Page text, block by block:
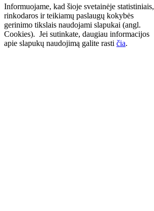
Informuojame, kad šioje svetainėje statistiniais,
rinkodaros ir teikiamų paslaugų kokybės
gerinimo tikslais naudojami slapukai (angl.
Cookies). Jei sutinkate, daugiau informacijos
apie slapukų naudojimą galite rasti čia.